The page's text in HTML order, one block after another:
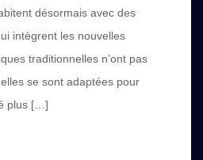
désormais avec des
intègrent les nouvelles
traditionnelles n’ont pas
se sont adaptées pour
plus […]